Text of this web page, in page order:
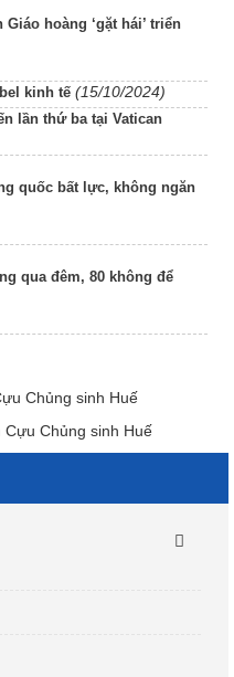
hoàng ‘gặt hái’ triển
kinh tế (15/10/2024)
lần thứ ba tại Vatican
quốc bất lực, không ngăn
qua đêm, 80 không để